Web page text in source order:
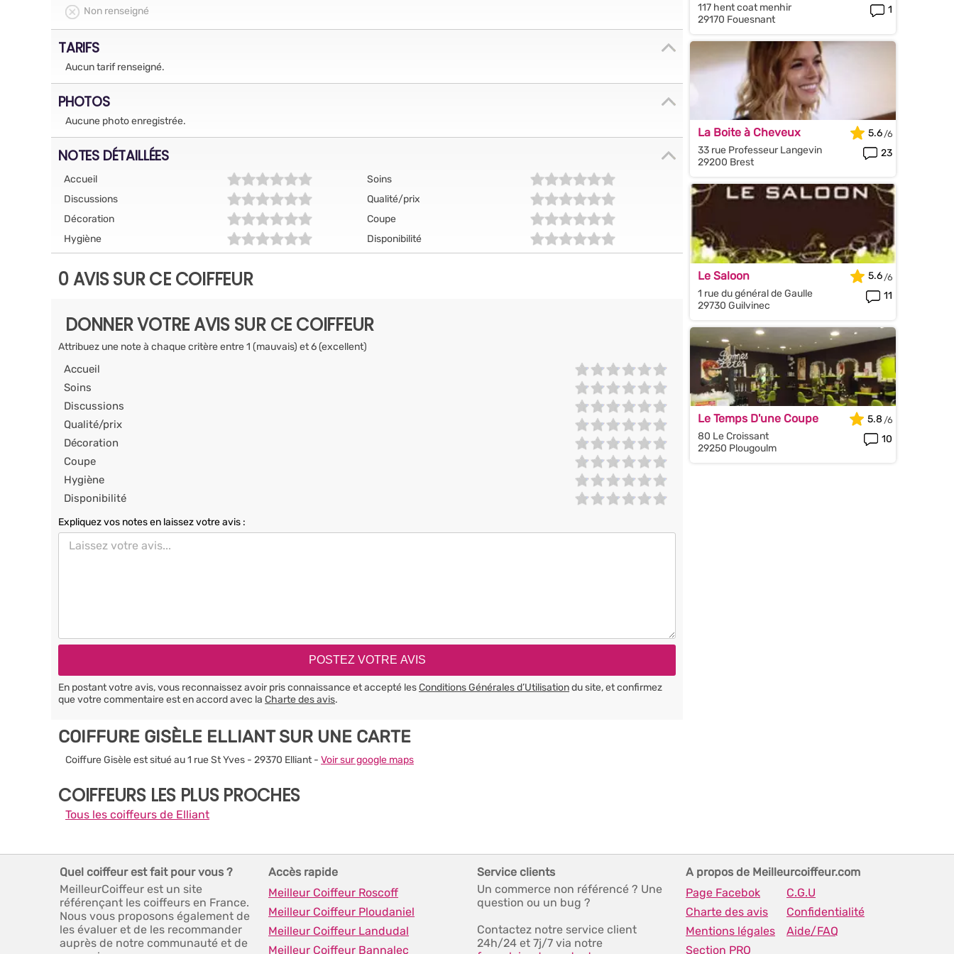
Non renseigné
TARIFS
Aucun tarif renseigné.
PHOTOS
Aucune photo enregistrée.
NOTES DÉTAILLÉES
Accueil
Soins
Discussions
Qualité/prix
Décoration
Coupe
Hygiène
Disponibilité
0 AVIS SUR CE COIFFEUR
DONNER VOTRE AVIS SUR CE COIFFEUR
Attribuez une note à chaque critère entre 1 (mauvais) et 6 (excellent)
Accueil
Soins
Discussions
Qualité/prix
Décoration
Coupe
Hygiène
Disponibilité
Expliquez vos notes en laissez votre avis :
En postant votre avis, vous reconnaissez avoir pris connaissance et accepté lesConditions Générales d’Utilisationdu site, et confirmez
que votre commentaire est en accord avec la Charte des avis.
COIFFURE GISÈLE ELLIANT SUR UNE CARTE
Coiffure Gisèle est situé au 1 rue St Yves - 29370 Elliant - Voir sur google maps
COIFFEURS LES PLUS PROCHES
Tous les coiffeurs de Elliant
117 hent coat menhir
29170 Fouesnant
1
La Boite à Cheveux
33 rue Professeur Langevin
29200 Brest
5.6
23
Le Saloon
1 rue du général de Gaulle
29730 Guilvinec
5.6
11
Le Temps D'une Coupe
80 Le Croissant
29250 Plougoulm
5.8
10
Quel coiffeur est fait pour vous ?
MeilleurCoiffeur est un site
référençant les coiffeurs en France.
Nous vous proposons également de
les évaluer et de les recommander
auprès de notre communauté et de
Accès rapide
Meilleur Coiffeur Roscoff
Meilleur Coiffeur Ploudaniel
Meilleur Coiffeur Landudal
Meilleur Coiffeur Bannalec
Service clients
Un commerce non référencé ? Une
question ou un bug ?
Contactez notre service client
24h/24 et 7j/7 via notre
A propos de Meilleurcoiffeur.com
Page Facebok
C.G.U
Charte des avis
Confidentialité
Mentions légales
Aide/FAQ
Section PRO